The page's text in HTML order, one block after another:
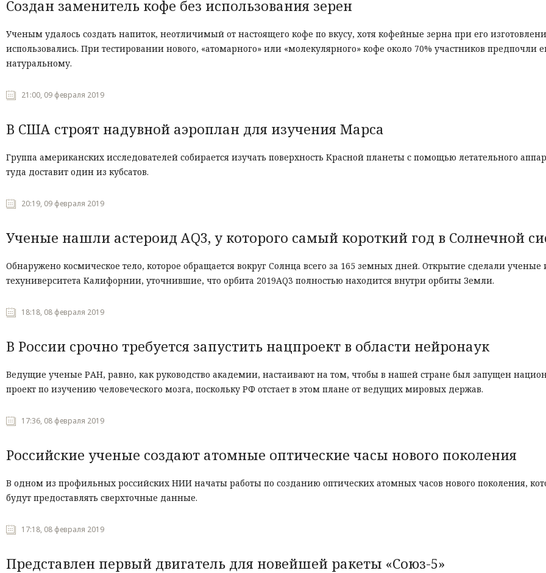
Создан заменитель кофе без использования зерен
Ученым удалось создать напиток, неотличимый от настоящего кофе по вкусу, хотя кофейные зерна при его
использовались. При тестировании нового, «атомарного» или «молекулярного» кофе около 70% участников предпочли
натуральному.
21:00, 09 февраля 2019
В США строят надувной аэроплан для изучения Марса
Группа американских исследователей собирается изучать поверхность Красной планеты с помощью летательного
туда доставит один из кубсатов.
20:19, 09 февраля 2019
Ученые нашли астероид AQ3, у которого самый короткий год в Солнечной
Обнаружено космическое тело, которое обращается вокруг Солнца всего за 165 земных дней. Открытие сделали ученые
техуниверситета Калифорнии, уточнившие, что орбита 2019AQ3 полностью находится внутри орбиты Земли.
18:18, 08 февраля 2019
В России срочно требуется запустить нацпроект в области нейронаук
Ведущие ученые РАН, равно, как руководство академии, настаивают на том, чтобы в нашей стране был запущен
проект по изучению человеческого мозга, поскольку РФ отстает в этом плане от ведущих мировых держав.
17:36, 08 февраля 2019
Российские ученые создают атомные оптические часы нового поколения
В одном из профильных российских НИИ начаты работы по созданию оптических атомных часов нового поколения,
будут предоставлять сверхточные данные.
17:18, 08 февраля 2019
Представлен первый двигатель для новейшей ракеты «Союз-5»